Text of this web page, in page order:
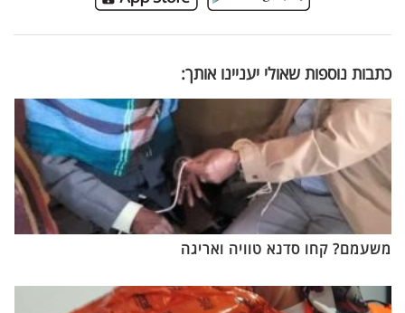
כתבות נוספות שאולי יעניינו אותך:
משעמם? קחו סדנא טוויה ואריגה